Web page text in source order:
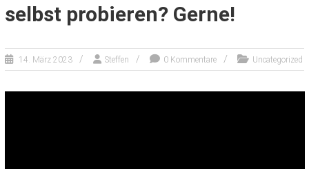
selbst probieren? Gerne!
14. März 2023 Steffen 0 Kommentare Uncategorized